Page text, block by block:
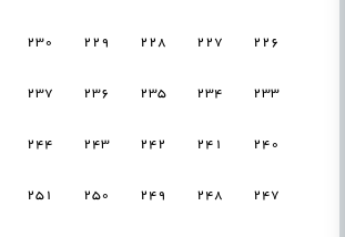
226
227
228
229
230
233
234
235
236
237
240
241
242
243
244
247
248
249
250
251